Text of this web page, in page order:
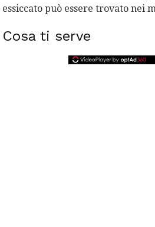
essiccato può essere trovato
Cosa ti serve